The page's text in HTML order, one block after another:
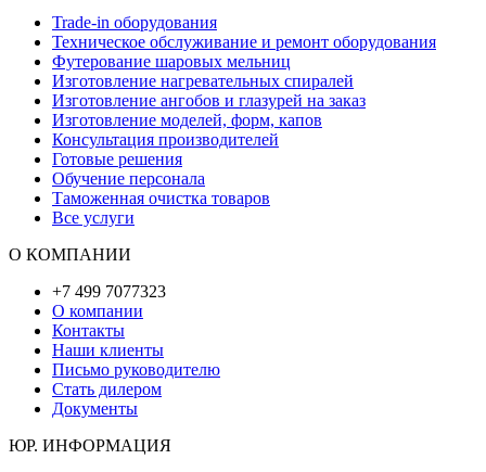
Trade-in оборудования
Техническое обслуживание и ремонт оборудования
Футерование шаровых мельниц
Изготовление нагревательных спиралей
Изготовление ангобов и глазурей на заказ
Изготовление моделей, форм, капов
Консультация производителей
Готовые решения
Обучение персонала
Таможенная очистка товаров
Все услуги
О КОМПАНИИ
+7 499 7077323
О компании
Контакты
Наши клиенты
Письмо руководителю
Стать дилером
Документы
ЮР. ИНФОРМАЦИЯ